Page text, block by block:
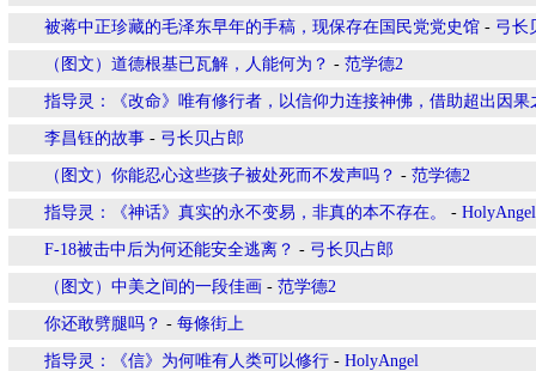
被蒋中正珍藏的毛泽东早年的手稿，现保存在国民党党史馆 - 弓长
（图文）道德根基已瓦解，人能何为？ - 范学德2
指导灵：《改命》唯有修行者，以信仰力连接神佛，借助超出因
李昌钰的故事 - 弓长贝占郎
（图文）你能忍心这些孩子被处死而不发声吗？ - 范学德2
指导灵：《神话》真实的永不变易，非真的本不存在。 - HolyAngel
F-18被击中后为何还能安全逃离？ - 弓长贝占郎
（图文）中美之间的一段佳画 - 范学德2
你还敢劈腿吗？ - 每條街上
指导灵：《信》为何唯有人类可以修行 - HolyAngel